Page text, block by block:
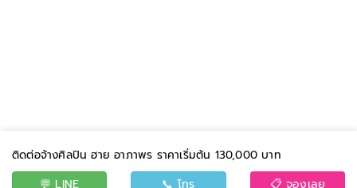
ติดต่อจ้างศิลปิน ฮาย อาภาพร ราคาเริ่มต้น 130,000 บาท
💬 LINE
📞 โทร 📋 จองเลย